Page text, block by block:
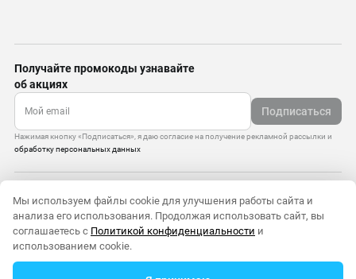
Получайте промокоды узнавайте
об акциях
Подписаться
Нажимая кнопку «Подписаться», я даю согласие на получение рекламной рассылки и
обработку персональных данных
Политика конфиденциальности
Старая версия сайта
© 2010–2026 — ООО «Моттекс»
Мы используем файлы cookie для улучшения работы сайта и
анализа его использования. Продолжая использовать сайт, вы
соглашаетесь с Политикой конфиденциальности и
использованием cookie.